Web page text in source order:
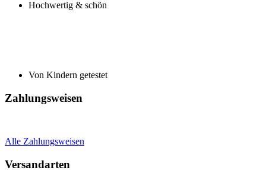
Hochwertig & schön
Von Kindern getestet
Zahlungsweisen
Alle Zahlungsweisen
Versandarten